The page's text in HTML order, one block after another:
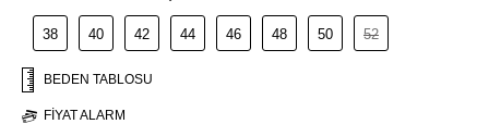
38 40 42 44 46 48 50 52
BEDEN TABLOSU
FIYAT ALARM